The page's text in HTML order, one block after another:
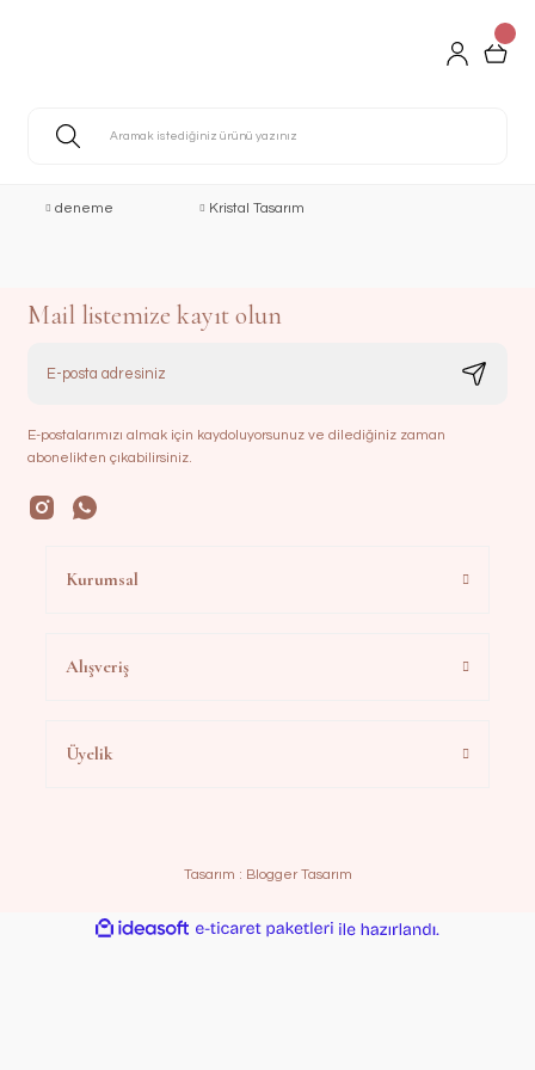
deneme Kristal Tasarım
Mail listemize kayıt olun
E-postalarımızı almak için kaydoluyorsunuz ve dilediğiniz zaman
abonelikten çıkabilirsiniz.
Kurumsal
Alışveriş
Üyelik
Tasarım : Blogger Tasarım
ideasoft
e-